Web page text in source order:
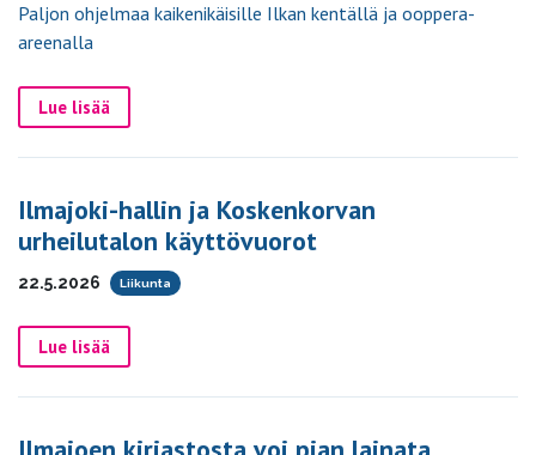
Paljon ohjelmaa kaikenikäisille Ilkan kentällä ja ooppera-
areenalla
Lue lisää
Ilmajoki-hallin ja Koskenkorvan
urheilutalon käyttövuorot
22.5.2026 Liikunta
Lue lisää